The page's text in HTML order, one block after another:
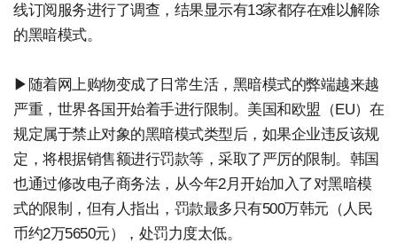
线订阅服务进行了调查，结果显示有13家都存在难以解除
的黑暗模式。
▶随着网上购物变成了日常生活，黑暗模式的弊端越来越
严重，世界各国开始着手进行限制。美国和欧盟（EU）在
规定属于禁止对象的黑暗模式类型后，如果企业违反该规
定，将根据销售额进行罚款等，采取了严厉的限制。韩国
也通过修改电子商务法，从今年2月开始加入了对黑暗模
式的限制，但有人指出，罚款最多只有500万韩元（人民
币约2万5650元），处罚力度太低。